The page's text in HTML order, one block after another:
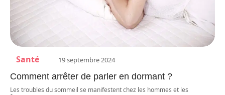
Santé 19 septembre 2024
Comment arrêter de parler en dormant ?
Les troubles du sommeil se manifestent chez les hommes et les